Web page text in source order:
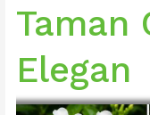
Taman
Elegan